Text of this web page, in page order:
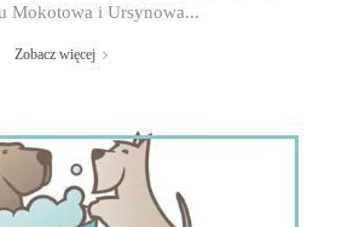
Mokotowa i Ursynowa...
Zobacz więcej